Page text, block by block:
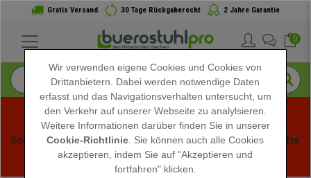
Gratis Versand 30 Tage Rückgaberecht 2 Jahre Garantie
0
Sommerschlussverauf bei buerstuhlpro! Exklusive Rabatte
für kurze Zeit - Aktion ansehen -
Wir verwenden eigene Cookies und Cookies von
Drittanbietern. Dabei werden notwendige Daten
erfasst und das Navigationsverhalten untersucht, um
den Verkehr auf unserer Webseite zu analylsieren.
Weitere Informationen darüber finden Sie in unserer
Cookie-Richtlinie . Sie können auch alle Cookies
akzeptieren, indem Sie auf "Akzeptieren und
fortfahren" klicken.